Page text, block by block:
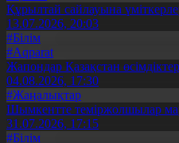
Құрылтай сайлауына
13.07.2026, 20:03
#Білім
#Aqparat
Жапондар Қазақстан
04.08.2026, 17:30
#Жаңалықтар
Шымкентте теміржолшылар
31.07.2026, 17:15
#Білім